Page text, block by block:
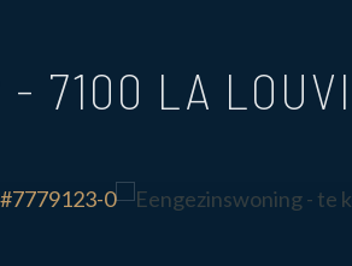
- 7100 LA